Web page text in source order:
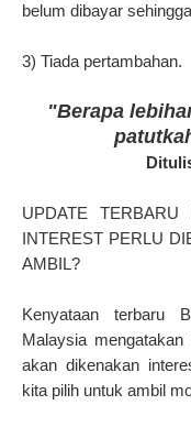
belum dibayar
3) Tiada pertambahan.
"Berapa
UPDATE TERBARU
INTEREST PERLU
AMBIL?
Kenyataan terbaru
Malaysia
akan dikenakan
kita pilih untuk ambil